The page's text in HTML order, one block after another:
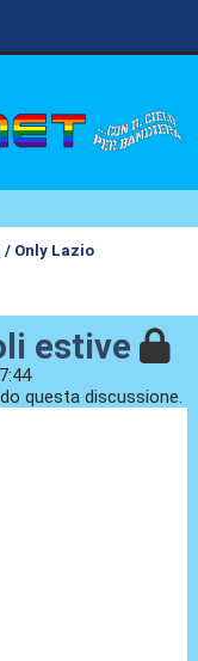
/ Only Lazio
estive
questa discussione.